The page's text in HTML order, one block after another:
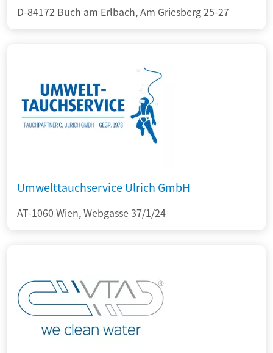
D-84172 Buch am Erlbach, Am Griesberg 25-27
Umwelttauchservice Ulrich GmbH
AT-1060 Wien, Webgasse 37/1/24